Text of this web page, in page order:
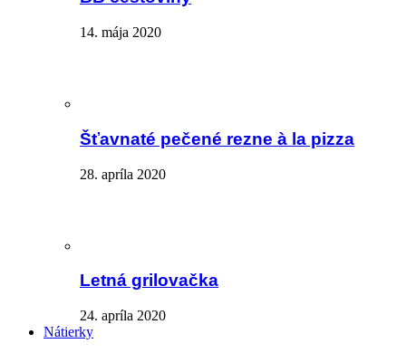
14. mája 2020
Šťavnaté pečené rezne à la pizza
28. apríla 2020
Letná grilovačka
24. apríla 2020
Nátierky